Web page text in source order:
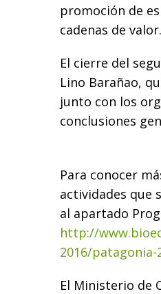
promoción de
cadenas de valor.
El cierre del
Lino Barañao,
junto con los
conclusiones
Para conocer
actividades que
al apartado
http://
2016/patagonia-
El Ministerio de